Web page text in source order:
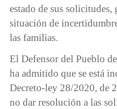
estado de sus solicitudes,
situación de
las familias.
El Defensor del Pueblo
ha admitido que se está
Decreto-ley 28/2020, de
no dar resolución a las